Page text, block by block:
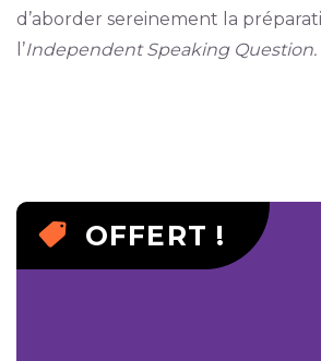
d’aborder sereinement la
l’Independent Speaking Question.
OFFERT !